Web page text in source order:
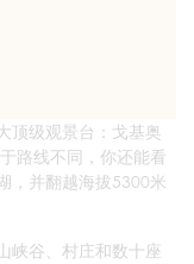
顶级观景台：戈基奥
路线不同，你还能看
，并翻越海拔5300米
峡谷、村庄和数十座